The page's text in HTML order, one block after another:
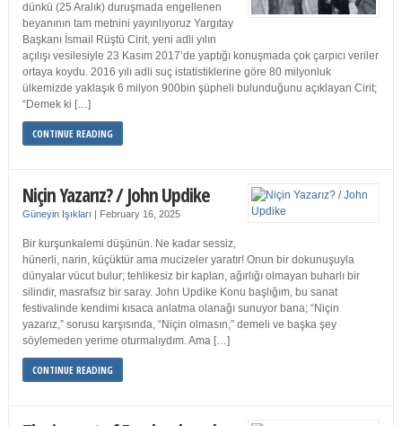
dünkü (25 Aralık) duruşmada engellenen
beyanının tam metnini yayınlıyoruz Yargıtay
Başkanı İsmail Rüştü Cirit, yeni adli yılın
açılışı vesilesiyle 23 Kasım 2017’de yaptığı konuşmada çok çarpıcı veriler
ortaya koydu. 2016 yılı adli suç istatistiklerine göre 80 milyonluk
ülkemizde yaklaşık 6 milyon 900bin şüpheli bulunduğunu açıklayan Cirit;
“Demek ki […]
CONTINUE READING
Niçin Yazarız? / John Updike
Güneyin Işıkları | February 16, 2025
Bir kurşunkalemi düşünün. Ne kadar sessiz,
hünerli, narin, küçüktür ama mucizeler yaratır! Onun bir dokunuşuyla
dünyalar vücut bulur; tehlikesiz bir kaplan, ağırlığı olmayan buharlı bir
silindir, masrafsız bir saray. John Updike Konu başlığım, bu sanat
festivalinde kendimi kısaca anlatma olanağı sunuyor bana; “Niçin
yazarız,” sorusu karşısında, “Niçin olmasın,” demeli ve başka şey
söylemeden yerime oturmalıydım. Ama […]
CONTINUE READING